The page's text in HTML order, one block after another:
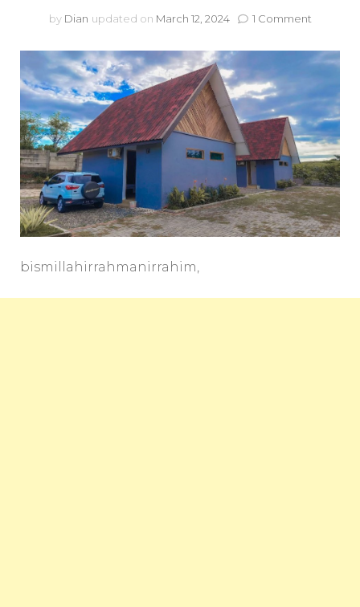
by Dian updated on March 12, 2024 1 Commenton
Sayang
Heulang:
Pantai
Sayang
Heulang
Garut
Selatan
bismillahirrahmanirrahim,